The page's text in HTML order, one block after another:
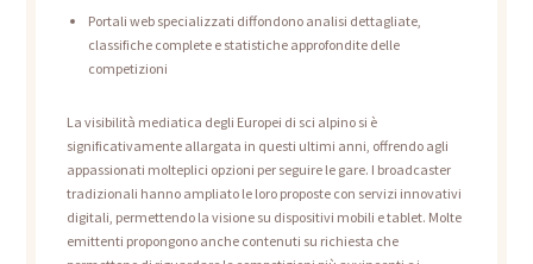
Portali web specializzati diffondono analisi dettagliate,
classifiche complete e statistiche approfondite delle
competizioni
La visibilità mediatica degli Europei di sci alpino si è
significativamente allargata in questi ultimi anni, offrendo agli
appassionati molteplici opzioni per seguire le gare. I broadcaster
tradizionali hanno ampliato le loro proposte con servizi innovativi
digitali, permettendo la visione su dispositivi mobili e tablet. Molte
emittenti propongono anche contenuti su richiesta che